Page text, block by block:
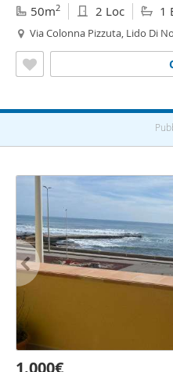
50m2 2 Loc 1
Via Colonna Pizzuta, Lido Di
1.000€